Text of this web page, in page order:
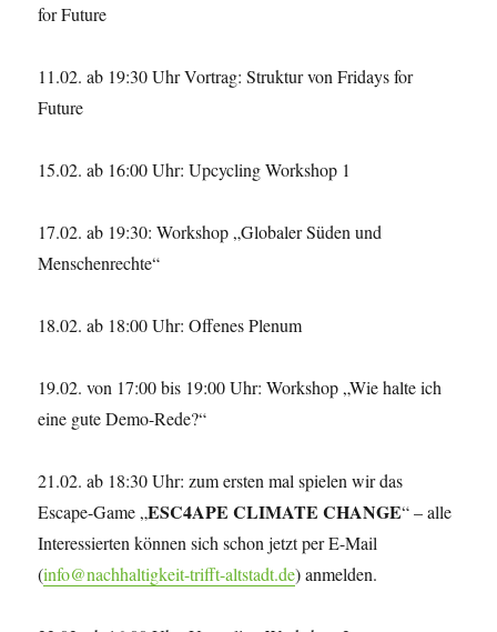
for Future
11.02. ab 19:30 Uhr Vortrag: Struktur von Fridays for
Future
15.02. ab 16:00 Uhr: Upcycling Workshop 1
17.02. ab 19:30: Workshop „Globaler Süden und
Menschenrechte“
18.02. ab 18:00 Uhr: Offenes Plenum
19.02. von 17:00 bis 19:00 Uhr: Workshop „Wie halte ich
eine gute Demo-Rede?“
21.02. ab 18:30 Uhr: zum ersten mal spielen wir das
Escape-Game „ESC4APE CLIMATE CHANGE“ – alle
Interessierten können sich schon jetzt per E-Mail
(info@nachhaltigkeit-trifft-altstadt.de) anmelden.